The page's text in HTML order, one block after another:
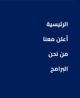
الرئيسية
أعلن معنا
من نحن
البرامج